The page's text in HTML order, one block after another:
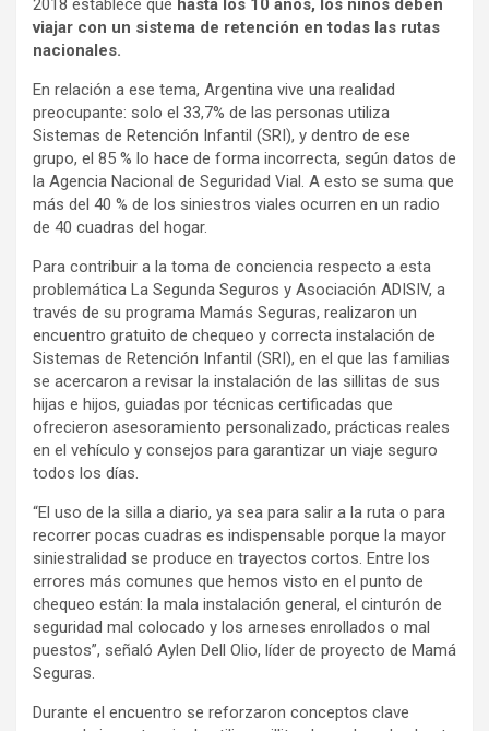
2018 establece que hasta los 10 años, los niños deben
viajar con un sistema de retención en todas las rutas
nacionales.
En relación a ese tema, Argentina vive una realidad
preocupante: solo el 33,7% de las personas utiliza
Sistemas de Retención Infantil (SRI), y dentro de ese
grupo, el 85 % lo hace de forma incorrecta, según datos de
la Agencia Nacional de Seguridad Vial. A esto se suma que
más del 40 % de los siniestros viales ocurren en un radio
de 40 cuadras del hogar.
Para contribuir a la toma de conciencia respecto a esta
problemática La Segunda Seguros y Asociación ADISIV, a
través de su programa Mamás Seguras, realizaron un
encuentro gratuito de chequeo y correcta instalación de
Sistemas de Retención Infantil (SRI), en el que las familias
se acercaron a revisar la instalación de las sillitas de sus
hijas e hijos, guiadas por técnicas certificadas que
ofrecieron asesoramiento personalizado, prácticas reales
en el vehículo y consejos para garantizar un viaje seguro
todos los días.
“El uso de la silla a diario, ya sea para salir a la ruta o para
recorrer pocas cuadras es indispensable porque la mayor
siniestralidad se produce en trayectos cortos. Entre los
errores más comunes que hemos visto en el punto de
chequeo están: la mala instalación general, el cinturón de
seguridad mal colocado y los arneses enrollados o mal
puestos”, señaló Aylen Dell Olio, líder de proyecto de Mamá
Seguras.
Durante el encuentro se reforzaron conceptos clave